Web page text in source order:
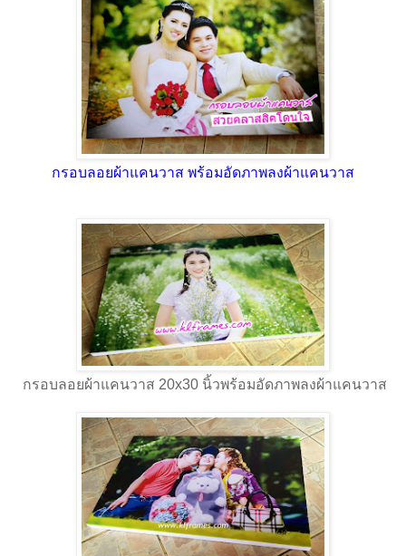
กรอบลอยผ้าแคนวาส พร้อมอัดภาพลงผ้าแคนวาส
กรอบลอยผ้าแคนวาส 20x30 นิ้วพร้อมอัดภาพลงผ้าแคนวาส